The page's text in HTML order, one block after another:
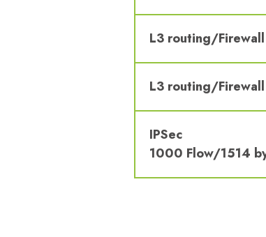
L3 routing/
L3 routing/
IPSec
1000 Flow/1514